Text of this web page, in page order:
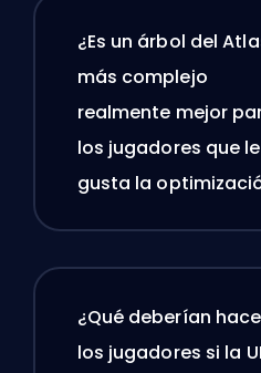
¿Es un árbol del
más complejo
realmente mejor
los jugadores que
gusta la
¿Qué deberían
los jugadores si la UI